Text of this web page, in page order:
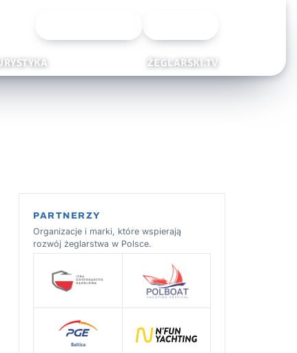
ŻEGLARSKI.TV
PARTNERZY
Organizacje i marki, które wspierają
rozwój żeglarstwa w Polsce.